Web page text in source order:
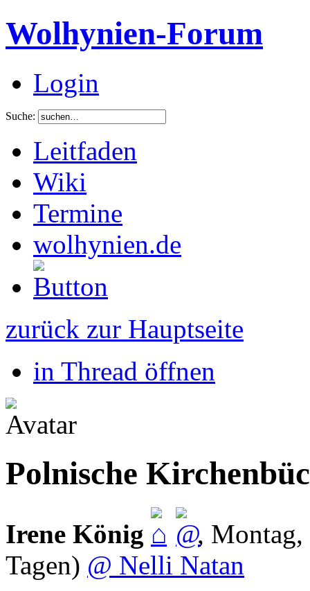
Wolhynien-Forum
Login
Suche:
Leitfaden
Wiki
Termine
wolhynien.de
zurück zur Hauptseite
in Thread öffnen
Polnische
Irene König ,
Tagen) @ Nelli Natan